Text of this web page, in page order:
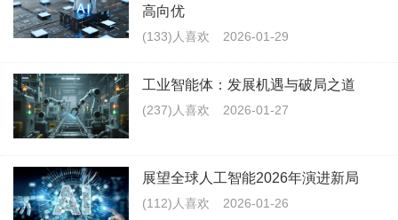
高向优
(133)人喜欢 2026-01-29
工业智能体：发展机遇与破局之道
(237)人喜欢 2026-01-27
展望全球人工智能2026年演进新局
(112)人喜欢 2026-01-26